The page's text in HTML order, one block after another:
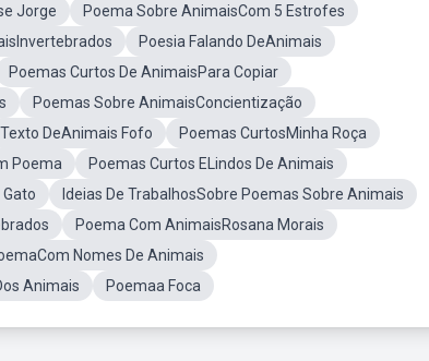
Jorge
Poema Sobre AnimaisCom 5 Estrofes
Poesia Falando DeAnimais
Poemas Curtos De AnimaisPara Copiar
Poemas Sobre AnimaisConcientização
Texto DeAnimais Fofo
Poemas CurtosMinha Roça
Poema
Poemas Curtos ELindos De Animais
Ideias De TrabalhosSobre Poemas Sobre Animais
Poema Com AnimaisRosana Morais
Nomes De Animais
Animais Poemaa Foca